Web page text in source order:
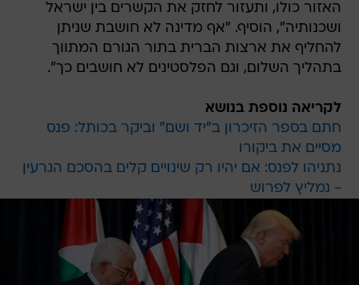
האזור כולו, ותעזור לחזק את הקשרים בין ישראל
ושכנותיה", הוסיף. "אף מדינה לא חושבת שניתן
להחליף את ארצות הברית בתור הגורם המתווך
בתהליך השלום, וגם הפלסטינים לא חושבים כך".
לקריאה נוספת בנושא
חתם בספר הזיכרון ב"יד ושם" וביקר בכותל: פנס
מסיים את ביקורו
נתניהו לפנס: אם יהיו רק שינויים קלים בהסכם הגרעין
- נמליץ לפרוש